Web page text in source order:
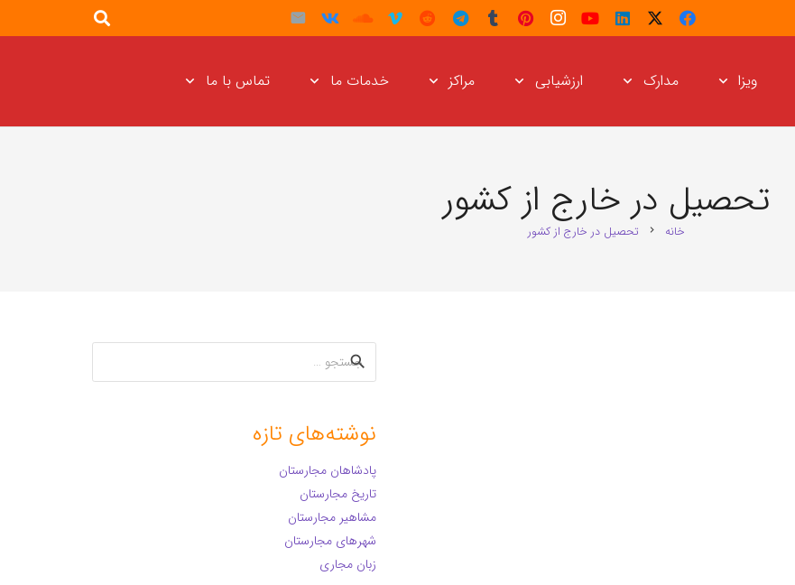
ویزا مدارک ارزشیابی مراکز خدمات ما تماس با ما
تحصیل در خارج از کشور
خانه chevron_right تحصیل در خارج از کشور
جستجو
برای:
نوشته‌های تازه
پادشاهان مجارستان
تاریخ مجارستان
مشاهیر مجارستان
شهرهای مجارستان
زبان مجاری